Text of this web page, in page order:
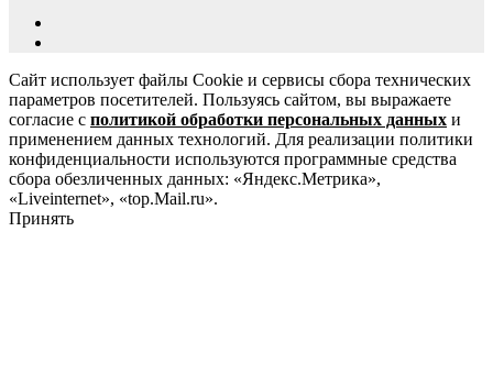
Сайт использует файлы Cookie и сервисы сбора технических
параметров посетителей. Пользуясь сайтом, вы выражаете
согласие с политикой обработки персональных данных и
применением данных технологий. Для реализации политики
конфиденциальности используются программные средства
сбора обезличенных данных: «Яндекс.Метрика»,
«Liveinternet», «top.Mail.ru».
Принять